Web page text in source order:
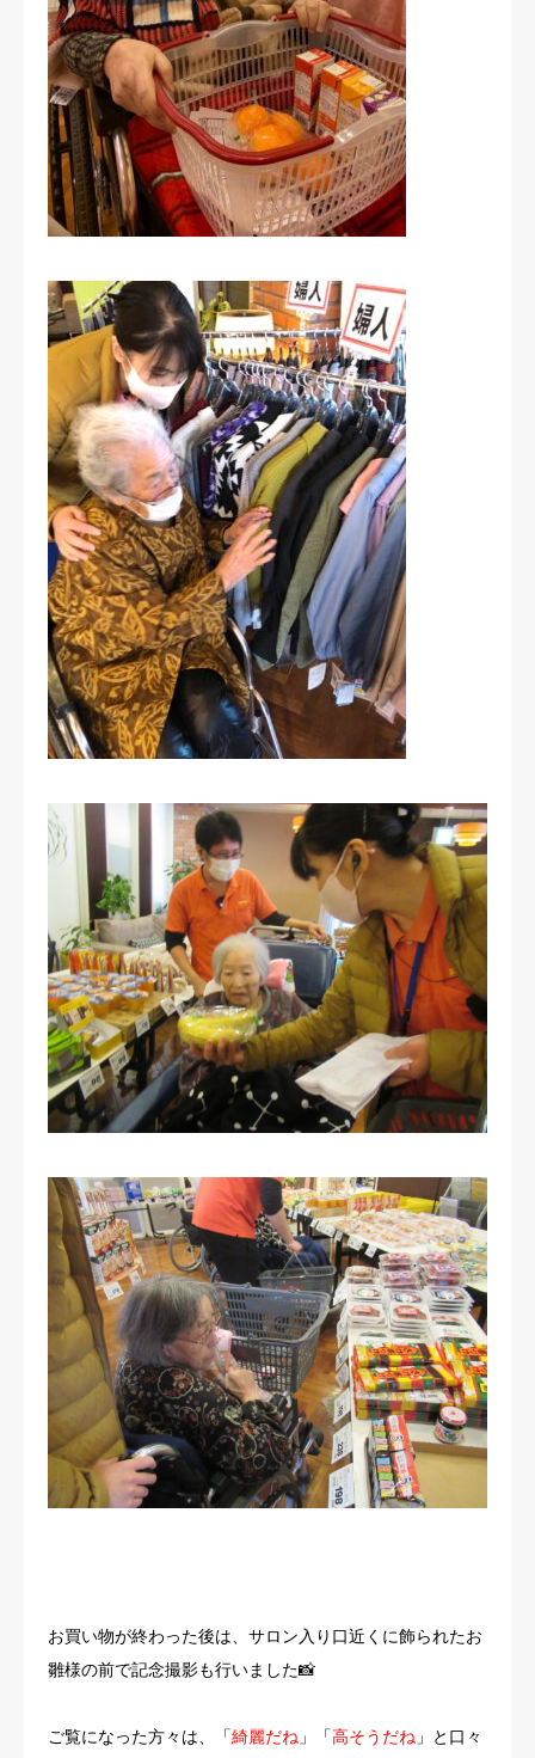
お買い物が終わった後は、サロン入り口近くに飾られたお
雛様の前で記念撮影も行いました📸
ご覧になった方々は、「綺麗だね 」「高そうだね 」と口々